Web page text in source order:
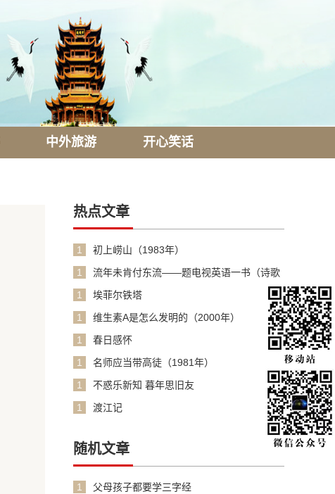
中外旅游 开心笑话
热点文章
1
初上崂山（1983年）
1
流年未肯付东流——题电视英语一书（诗歌
1
埃菲尔铁塔
1
维生素A是怎么发明的（2000年）
1
春日感怀
1
名师应当带高徒（1981年）
1
不惑乐新知 暮年思旧友
1
渡江记
随机文章
1
父母孩子都要学三字经